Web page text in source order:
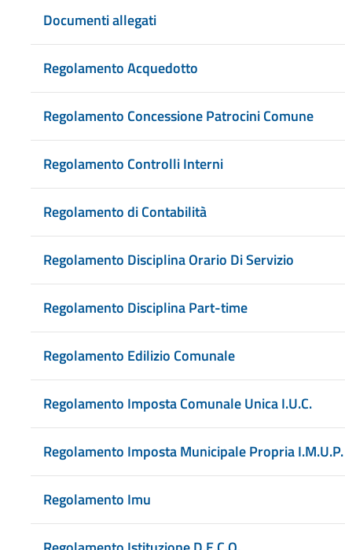
Documenti allegati
Regolamento Acquedotto
Regolamento Concessione Patrocini Comune
Regolamento Controlli Interni
Regolamento di Contabilità
Regolamento Disciplina Orario Di Servizio
Regolamento Disciplina Part-time
Regolamento Edilizio Comunale
Regolamento Imposta Comunale Unica I.U.C.
Regolamento Imposta Municipale Propria I.M.U.P.
Regolamento Imu